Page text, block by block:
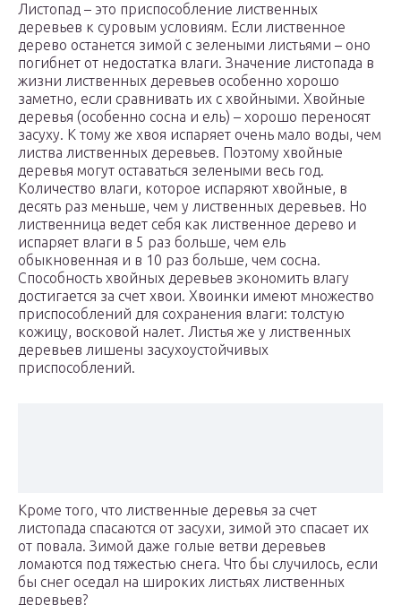
Листопад – это приспособление лиственных
деревьев к суровым условиям. Если лиственное
дерево останется зимой с зелеными листьями – оно
погибнет от недостатка влаги. Значение листопада в
жизни лиственных деревьев особенно хорошо
заметно, если сравнивать их с хвойными. Хвойные
деревья (особенно сосна и ель) – хорошо переносят
засуху. К тому же хвоя испаряет очень мало воды, чем
листва лиственных деревьев. Поэтому хвойные
деревья могут оставаться зелеными весь год.
Количество влаги, которое испаряют хвойные, в
десять раз меньше, чем у лиственных деревьев. Но
лиственница ведет себя как лиственное дерево и
испаряет влаги в 5 раз больше, чем ель
обыкновенная и в 10 раз больше, чем сосна.
Способность хвойных деревьев экономить влагу
достигается за счет хвои. Хвоинки имеют множество
приспособлений для сохранения влаги: толстую
кожицу, восковой налет. Листья же у лиственных
деревьев лишены засухоустойчивых
приспособлений.
Кроме того, что лиственные деревья за счет
листопада спасаются от засухи, зимой это спасает их
от повала. Зимой даже голые ветви деревьев
ломаются под тяжестью снега. Что бы случилось, если
бы снег оседал на широких листьях лиственных
деревьев?